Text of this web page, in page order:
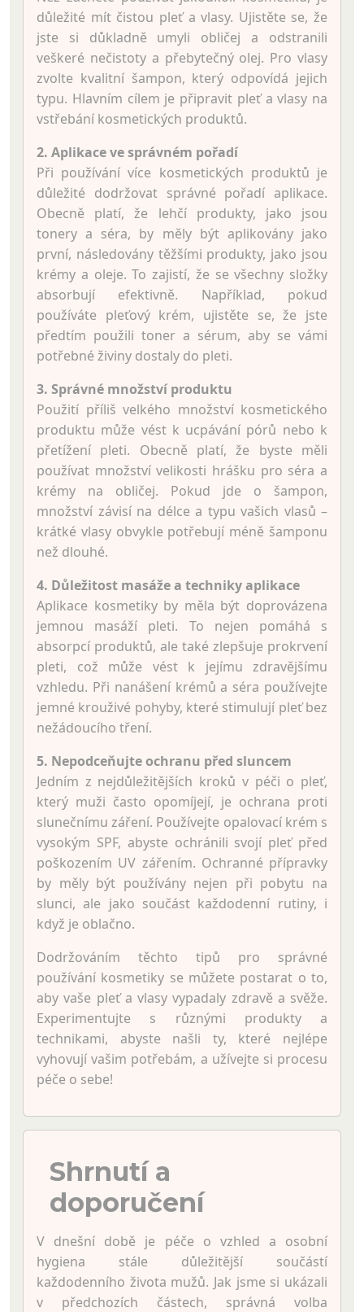
důležité mít čistou pleť a vlasy. Ujistěte se, že
jste si důkladně umyli obličej a odstranili
veškeré nečistoty a přebytečný olej. Pro vlasy
zvolte kvalitní šampon, který odpovídá jejich
typu. Hlavním cílem je připravit pleť a vlasy na
vstřebání kosmetických produktů.
2. Aplikace ve správném pořadí
Při používání více kosmetických produktů je
důležité dodržovat správné pořadí aplikace.
Obecně platí, že lehčí produkty, jako jsou
tonery a séra, by měly být aplikovány jako
první, následovány těžšími produkty, jako jsou
krémy a oleje. To zajistí, že se všechny složky
absorbují efektivně. Například, pokud
používáte pleťový krém, ujistěte se, že jste
předtím použili toner a sérum, aby se vámi
potřebné živiny dostaly do pleti.
3. Správné množství produktu
Použití příliš velkého množství kosmetického
produktu může vést k ucpávání pórů nebo k
přetížení pleti. Obecně platí, že byste měli
používat množství velikosti hrášku pro séra a
krémy na obličej. Pokud jde o šampon,
množství závisí na délce a typu vašich vlasů –
krátké vlasy obvykle potřebují méně šamponu
než dlouhé.
4. Důležitost masáže a techniky aplikace
Aplikace kosmetiky by měla být doprovázena
jemnou masáží pleti. To nejen pomáhá s
absorpcí produktů, ale také zlepšuje prokrvení
pleti, což může vést k jejímu zdravějšímu
vzhledu. Při nanášení krémů a séra používejte
jemné krouživé pohyby, které stimulují pleť bez
nežádoucího tření.
5. Nepodceňujte ochranu před sluncem
Jedním z nejdůležitějších kroků v péči o pleť,
který muži často opomíjejí, je ochrana proti
slunečnímu záření. Používejte opalovací krém s
vysokým SPF, abyste ochránili svojí pleť před
poškozením UV zářením. Ochranné přípravky
by měly být používány nejen při pobytu na
slunci, ale jako součást každodenní rutiny, i
když je oblačno.
Dodržováním těchto tipů pro správné
používání kosmetiky se můžete postarat o to,
aby vaše pleť a vlasy vypadaly zdravě a svěže.
Experimentujte s různými produkty a
technikami, abyste našli ty, které nejlépe
vyhovují vašim potřebám, a užívejte si procesu
péče o sebe!
Shrnutí a
doporučení
V dnešní době je péče o vzhled a osobní
hygiena stále důležitější součástí
každodenního života mužů. Jak jsme si ukázali
v předchozích částech, správná volba